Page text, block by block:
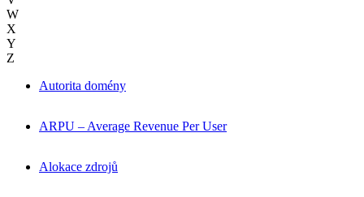
W
X
Y
Z
Autorita domény
ARPU – Average Revenue Per User
Alokace zdrojů